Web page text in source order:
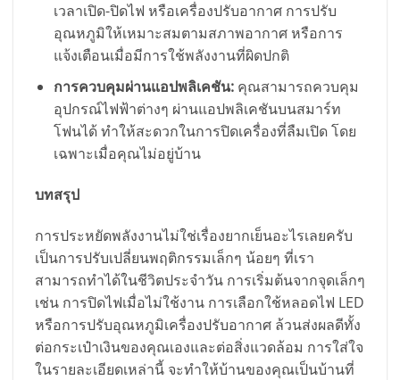
เวลาเปิด-ปิดไฟ หรือเครื่องปรับอากาศ การปรับ
อุณหภูมิให้เหมาะสมตามสภาพอากาศ หรือการ
แจ้งเตือนเมื่อมีการใช้พลังงานที่ผิดปกติ
การควบคุมผ่านแอปพลิเคชัน:คุณสามารถควบคุม
อุปกรณ์ไฟฟ้าต่างๆ ผ่านแอปพลิเคชันบนสมาร์ท
โฟนได้ ทำให้สะดวกในการปิดเครื่องที่ลืมเปิด โดย
เฉพาะเมื่อคุณไม่อยู่บ้าน
บทสรุป
การประหยัดพลังงานไม่ใช่เรื่องยากเย็นอะไรเลยครับ
เป็นการปรับเปลี่ยนพฤติกรรมเล็กๆ น้อยๆ ที่เรา
สามารถทำได้ในชีวิตประจำวัน การเริ่มต้นจากจุดเล็กๆ
เช่น การปิดไฟเมื่อไม่ใช้งาน การเลือกใช้หลอดไฟ LED
หรือการปรับอุณหภูมิเครื่องปรับอากาศ ล้วนส่งผลดีทั้ง
ต่อกระเป๋าเงินของคุณเองและต่อสิ่งแวดล้อม การใส่ใจ
ในรายละเอียดเหล่านี้ จะทำให้บ้านของคุณเป็นบ้านที่